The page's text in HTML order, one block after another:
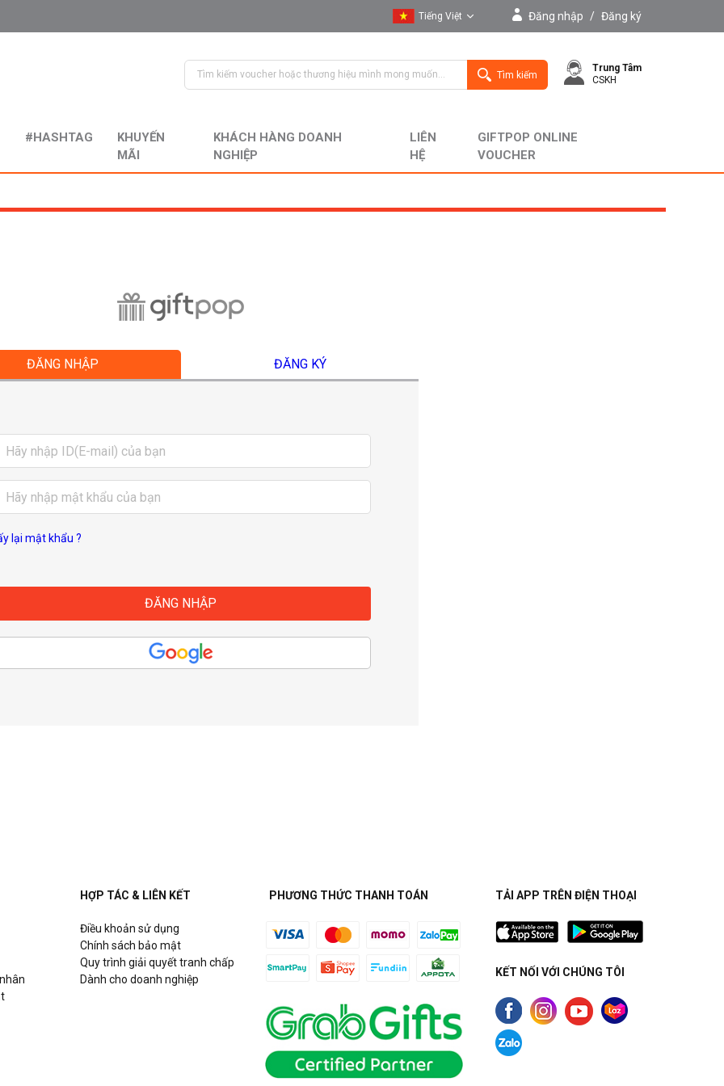
Tiếng Việt
English
Đăng nhập / Đăng ký
Tìm kiếm
Trung Tâm
CSKH
#HASHTAG
KHUYẾN
MÃI
KHÁCH HÀNG DOANH
NGHIỆP
LIÊN
HỆ
GIFTPOP ONLINE
VOUCHER
ĐĂNG NHẬP ĐĂNG KÝ
lại mật khẩu ?
HỢP TÁC & LIÊN KẾT
Điều khoản sử dụng
Chính sách bảo mật
Quy trình giải quyết tranh chấp
Dành cho doanh nghiệp
PHƯƠNG THỨC THANH TOÁN TẢI APP TRÊN ĐIỆN THOẠI
KẾT NỐI VỚI CHÚNG TÔI